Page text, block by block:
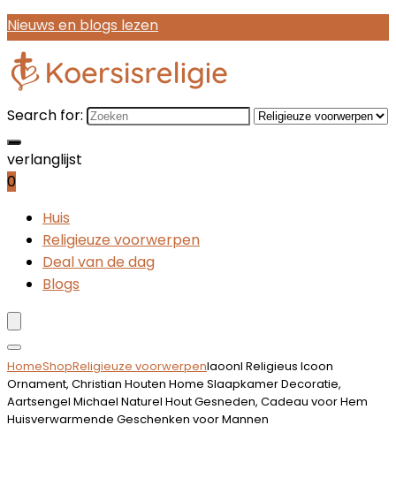
Nieuws en blogs lezen
Search for:
verlanglijst
0
Huis
Religieuze voorwerpen
Deal van de dag
Blogs
HomeShopReligieuze voorwerpenlaoonl Religieus Icoon
Ornament, Christian Houten Home Slaapkamer Decoratie,
Aartsengel Michael Naturel Hout Gesneden, Cadeau voor Hem
Huisverwarmende Geschenken voor Mannen